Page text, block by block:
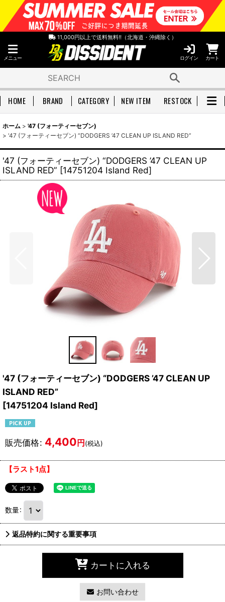
11,000円以上で送料無料!!（北海道・沖縄除く）
メニュー ログイン カート
HOME BRAND CATEGORY NEW ITEM RESTOCK
ホーム > '47 (フォーティーセブン)
> '47 (フォーティーセブン) “DODGERS ’47 CLEAN UP ISLAND RED”
'47 (フォーティーセブン) “DODGERS ’47 CLEAN UP
ISLAND RED” [14751204 Island Red]
'47 (フォーティーセブン) “DODGERS ’47 CLEAN UP
ISLAND RED”
[14751204 Island Red]
販売価格: 4,400円(税込)
【ラスト1点】
数量:
返品特約に関する重要事項
カートに入れる
お問い合わせ